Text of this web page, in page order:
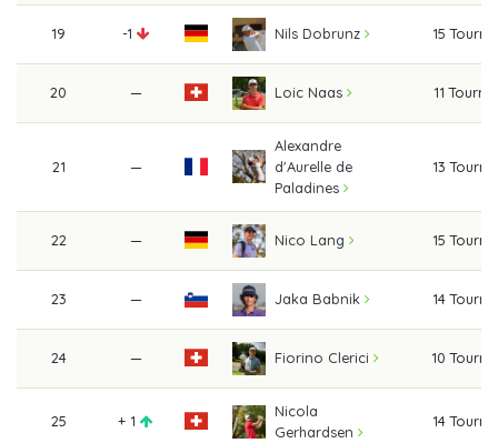
19 -1 Nils Dobrunz 15
20 — Loic Naas 11
21 —
Alexandre
d'Aurelle de
Paladines
13
22 — Nico Lang 15
23 — Jaka Babnik 14
24 — Fiorino Clerici 10
25 + 1
Nicola
Gerhardsen
14